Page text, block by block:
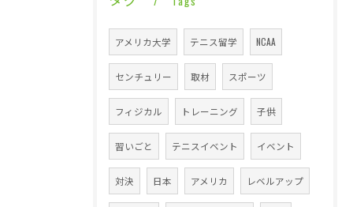
アメリカ大学 テニス留学 NCAA
センチュリー 取材 スポーツ
フィジカル トレーニング 子供
習いごと テニスイベント イベント
対決 日本 アメリカ レベルアップ